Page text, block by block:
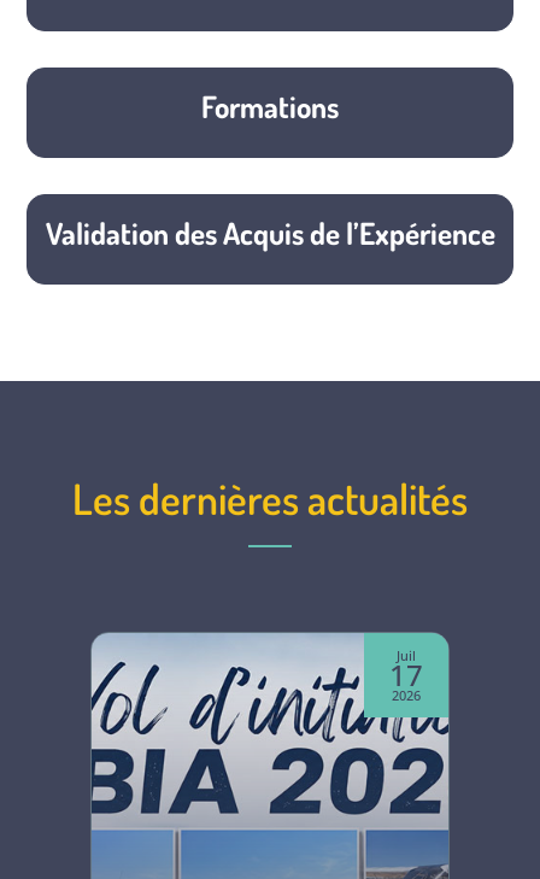
Formations
Validation des Acquis de l’Expérience
Les dernières actualités
Juil
17
2026